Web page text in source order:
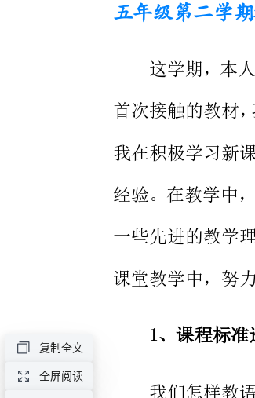
复制全文
全屏阅读